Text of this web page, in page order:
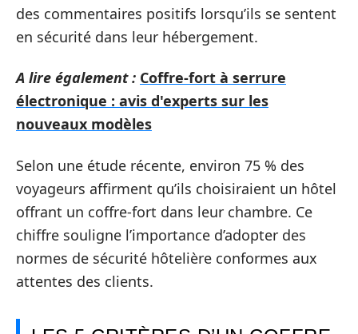
des commentaires positifs lorsqu’ils se sentent
en sécurité dans leur hébergement.
A lire également : Coffre-fort à serrure
électronique : avis d'experts sur les
nouveaux modèles
Selon une étude récente, environ 75 % des
voyageurs affirment qu’ils choisiraient un hôtel
offrant un coffre-fort dans leur chambre. Ce
chiffre souligne l’importance d’adopter des
normes de sécurité hôtelière conformes aux
attentes des clients.